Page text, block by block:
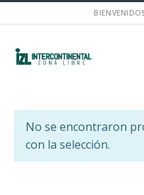
No se encontraron
con la selección.